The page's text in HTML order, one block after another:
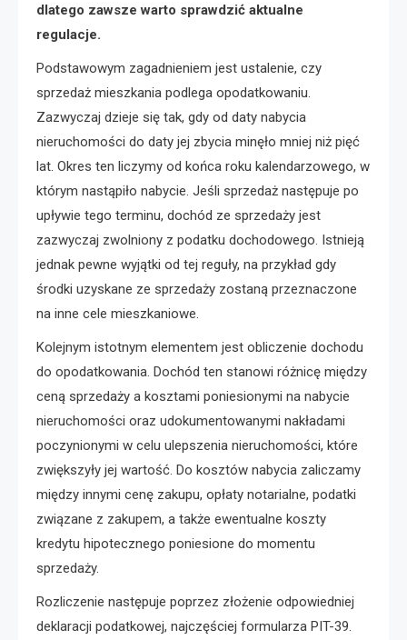
dlatego zawsze warto sprawdzić aktualne
regulacje.
Podstawowym zagadnieniem jest ustalenie, czy
sprzedaż mieszkania podlega opodatkowaniu.
Zazwyczaj dzieje się tak, gdy od daty nabycia
nieruchomości do daty jej zbycia minęło mniej niż pięć
lat. Okres ten liczymy od końca roku kalendarzowego, w
którym nastąpiło nabycie. Jeśli sprzedaż następuje po
upływie tego terminu, dochód ze sprzedaży jest
zazwyczaj zwolniony z podatku dochodowego. Istnieją
jednak pewne wyjątki od tej reguły, na przykład gdy
środki uzyskane ze sprzedaży zostaną przeznaczone
na inne cele mieszkaniowe.
Kolejnym istotnym elementem jest obliczenie dochodu
do opodatkowania. Dochód ten stanowi różnicę między
ceną sprzedaży a kosztami poniesionymi na nabycie
nieruchomości oraz udokumentowanymi nakładami
poczynionymi w celu ulepszenia nieruchomości, które
zwiększyły jej wartość. Do kosztów nabycia zaliczamy
między innymi cenę zakupu, opłaty notarialne, podatki
związane z zakupem, a także ewentualne koszty
kredytu hipotecznego poniesione do momentu
sprzedaży.
Rozliczenie następuje poprzez złożenie odpowiedniej
deklaracji podatkowej, najczęściej formularza PIT-39.